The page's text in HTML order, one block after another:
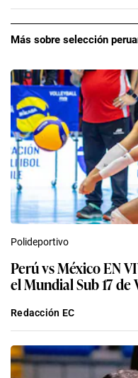
Más sobre selección
Polideportivo
Perú vs México EN
el Mundial Sub 17 de
Redacción EC